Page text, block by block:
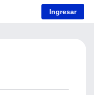
Ingresar